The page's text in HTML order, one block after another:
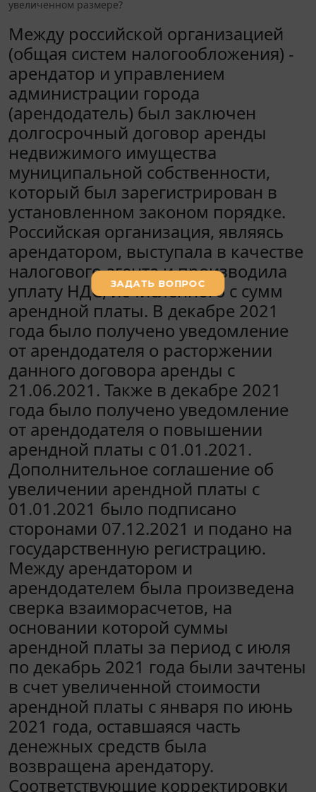
увеличенном размере?
Между российской организацией
(общая систем налогообложения) -
арендатор и управлением
администрации города
(арендодатель) был заключен
долгосрочный договор аренды
недвижимого имущества
муниципальной собственности,
который был зарегистрирован в
установленном законом порядке.
Российская организация, являясь
арендатором, выступала в качестве
налогового агента и производила
уплату НДС, исчисленного с сумм
арендной платы. В декабре 2021
года было получено уведомление
от арендодателя о расторжении
данного договора аренды с
21.06.2021. Также в декабре 2021
года было получено уведомление
от арендодателя о повышении
арендной платы с 01.01.2021.
Дополнительное соглашение об
увеличении арендной платы с
01.01.2021 было подписано
сторонами 07.12.2021 и подано на
государственную регистрацию.
Между арендатором и
арендодателем была произведена
сверка взаиморасчетов, на
основании которой суммы
арендной платы за период с июля
по декабрь 2021 года были зачтены
в счет увеличенной стоимости
арендной платы с января по июнь
2021 года, оставшаяся часть
денежных средств была
возвращена арендатору.
Соответствующие корректировки